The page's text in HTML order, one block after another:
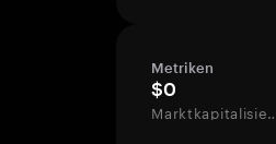
Metriken
$0